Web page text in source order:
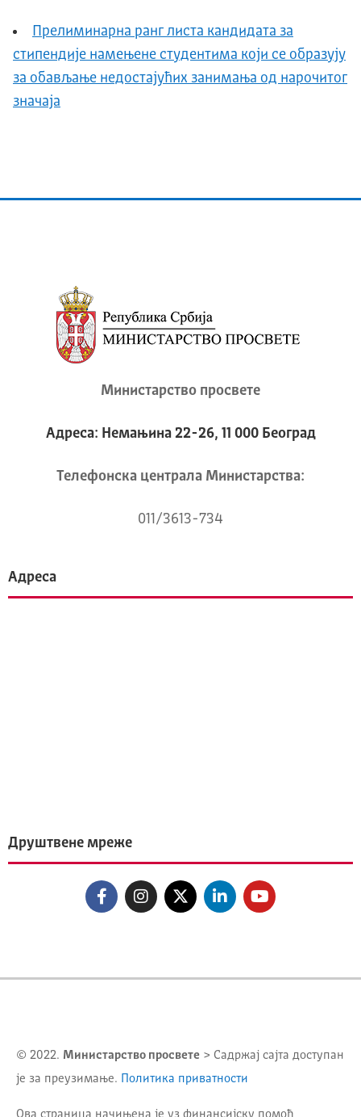
Прелиминарна ранг листа кандидата за
стипендије намењене студентима који се образују
за обављање недостајућих занимања од нарочитог
значаја
Министарство просвете
Адреса: Немањина 22-26, 11 000 Београд
Телeфонска централа Mинистарства:
011/3613-734
Адреса
Друштвене мреже
© 2022. Министарство просвете > Садржај сајта доступан
је за преузимање. Политика приватности